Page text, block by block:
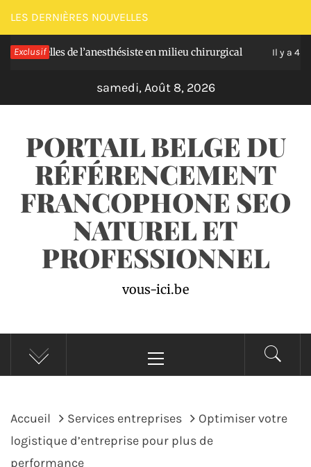
Passer
au
contenu
LES DERNIÈRES NOUVELLES
Exclusifde l’anesthésiste en milieu chirurgical Il y a 4 jours
samedi, Août 8, 2026
PORTAIL BELGE DU
RÉFÉRENCEMENT
FRANCOPHONE SEO
NATUREL ET
PROFESSIONNEL
vous-ici.be
principal
Accueil Services entreprises
Optimiser votre
logistique d’entreprise pour plus de
performance